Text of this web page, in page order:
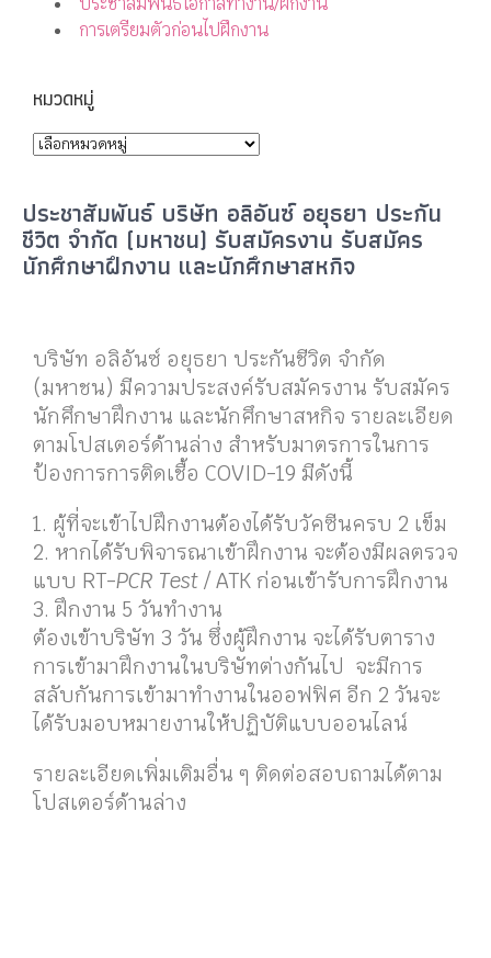
การเตรียมตัวก่อนไปฝึกงาน
หมวดหมู่
ประชาสัมพันธ์ บริษัท อลิอันซ์ อยุธยา ประกัน
ชีวิต จำกัด (มหาชน) รับสมัครงาน รับสมัคร
นักศึกษาฝึกงาน และนักศึกษาสหกิจ
บริษัท อลิอันซ์ อยุธยา ประกันชีวิต จำกัด
(มหาชน) มีความประสงค์รับสมัครงาน รับสมัคร
นักศึกษาฝึกงาน และนักศึกษาสหกิจ รายละเอียด
ตามโปสเตอร์ด้านล่าง สำหรับมาตรการในการ
ป้องการการติดเชื้อ COVID-19 มีดังนี้
1. ผู้ที่จะเข้าไปฝึกงานต้องได้รับวัคซีนครบ 2 เข็ม
2. หากได้รับพิจารณาเข้าฝึกงาน จะต้องมีผลตรวจ
แบบ RT-PCR Test / ATK ก่อนเข้ารับการฝึกงาน
3. ฝึกงาน 5 วันทำงาน
ต้องเข้าบริษัท 3 วัน ซึ่งผู้ฝึกงาน จะได้รับตาราง
การเข้ามาฝึกงานในบริษัทต่างกันไป จะมีการ
สลับกันการเข้ามาทำงานในออฟฟิศ อีก 2 วันจะ
ได้รับมอบหมายงานให้ปฏิบัติแบบออนไลน์
รายละเอียดเพิ่มเติมอื่น ๆ ติดต่อสอบถามได้ตาม
โปสเตอร์ด้านล่าง